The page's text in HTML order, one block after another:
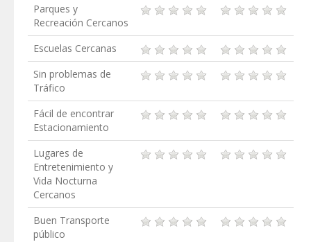
Parques y
Recreación Cercanos
Escuelas Cercanas
Sin problemas de
Tráfico
Fácil de encontrar
Estacionamiento
Lugares de
Entretenimiento y
Vida Nocturna
Cercanos
Buen Transporte
público